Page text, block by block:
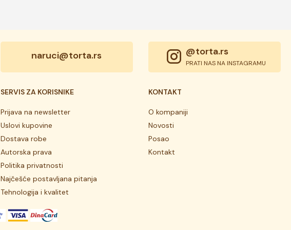
naruci@torta.rs @torta.rs
PRATI NAS NA INSTAGRAMU
SERVIS ZA KORISNIKE
Prijava na newsletter
Uslovi kupovine
Dostava robe
Autorska prava
Politika privatnosti
Najčešće postavljana pitanja
Tehnologija i kvalitet
KONTAKT
O kompaniji
Novosti
Posao
Kontakt